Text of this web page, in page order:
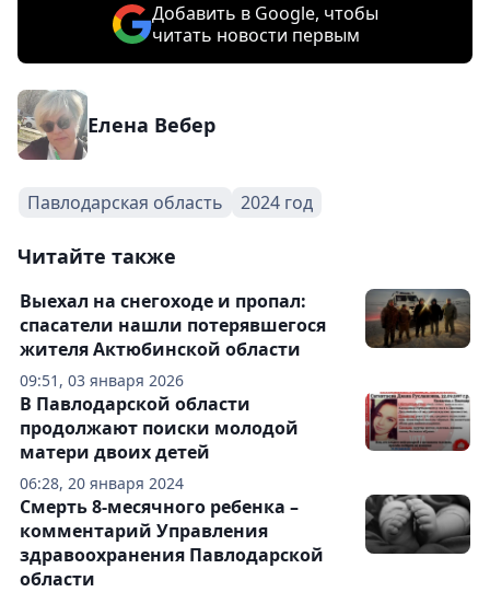
Добавить в Google, чтобы
читать новости первым
Елена Вебер
Павлодарская область 2024 год
Читайте также
09:51, 03 января 2026
Выехал на снегоходе и пропал:
спасатели нашли потерявшегося
жителя Актюбинской области
06:28, 20 января 2024
В Павлодарской области
продолжают поиски молодой
матери двоих детей
Смерть 8-месячного ребенка –
комментарий Управления
здравоохранения Павлодарской
области